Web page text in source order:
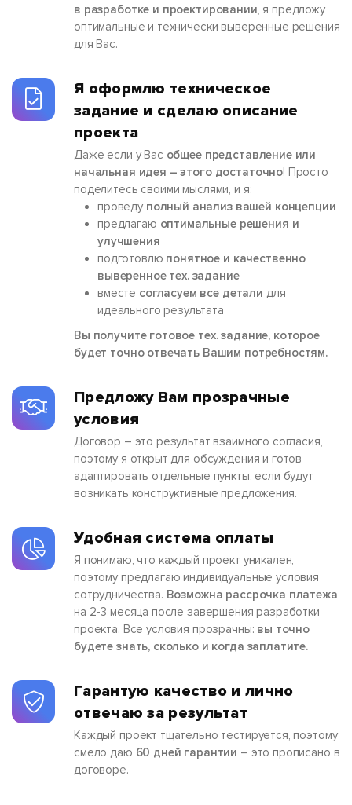
в разработке и проектировании, я предложу
оптимальные и технически выверенные решения
для Вас.
Я оформлю техническое
задание и сделаю описание
проекта
Даже если у Вас общее представление или
начальная идея – этого достаточно! Просто
поделитесь своими мыслями, и я:
проведу полный анализ вашей концепции
предлагаю оптимальные решения и
улучшения
подготовлю понятное и качественно
выверенное тех. задание
вместе согласуем все детали для
идеального результата
Вы получите готовое тех. задание, которое
будет точно отвечать Вашим потребностям.
Предложу Вам прозрачные
условия
Договор – это результат взаимного согласия,
поэтому я открыт для обсуждения и готов
адаптировать отдельные пункты, если будут
возникать конструктивные предложения.
Удобная система оплаты
Я понимаю, что каждый проект уникален,
поэтому предлагаю индивидуальные условия
сотрудничества. Возможна рассрочка платежа
на 2-3 месяца после завершения разработки
проекта. Все условия прозрачны: вы точно
будете знать, сколько и когда заплатите.
Гарантую качество и лично
отвечаю за результат
Каждый проект тщательно тестируется, поэтому
смело даю 60 дней гарантии – это прописано в
договоре.